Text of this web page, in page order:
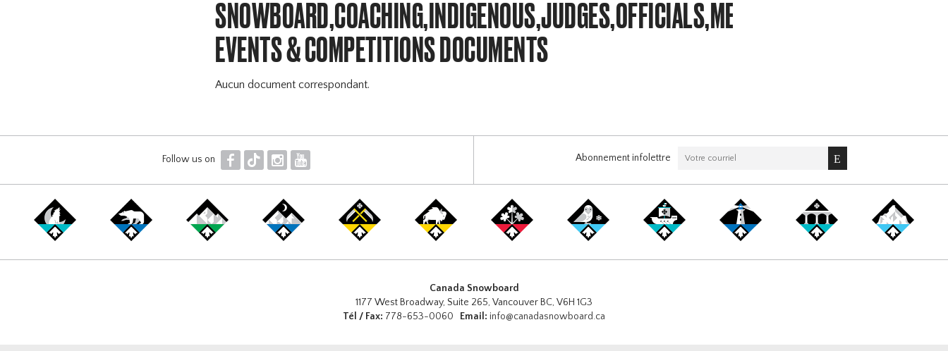
SNOWBOARD,COACHING,INDIGENOUS,JUDGES,OFFICIALS,MEMBERSHIP
EVENTS & COMPETITIONS DOCUMENTS
Aucun document correspondant.
Follow us on F T I Y Abonnement infolettre
Canada Snowboard
1177 West Broadway, Suite 265, Vancouver BC, V6H 1G3
Tél / Fax: 778-653-0060 Email: info@canadasnowboard.ca